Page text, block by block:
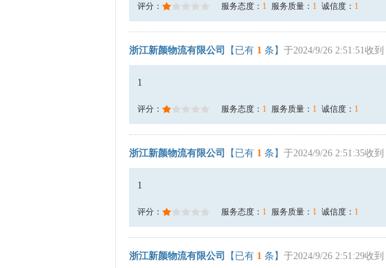
评分： 服务态度： 1 服务质量： 1 诚信度： 1
浙江新颜物流有限公司 【已有 1 条】 于2024/9/26 2:51:51收到
1
评分： 服务态度： 1 服务质量： 1 诚信度： 1
浙江新颜物流有限公司 【已有 1 条】 于2024/9/26 2:51:35收到
1
评分： 服务态度： 1 服务质量： 1 诚信度： 1
浙江新颜物流有限公司 【已有 1 条】 于2024/9/26 2:51:29收到